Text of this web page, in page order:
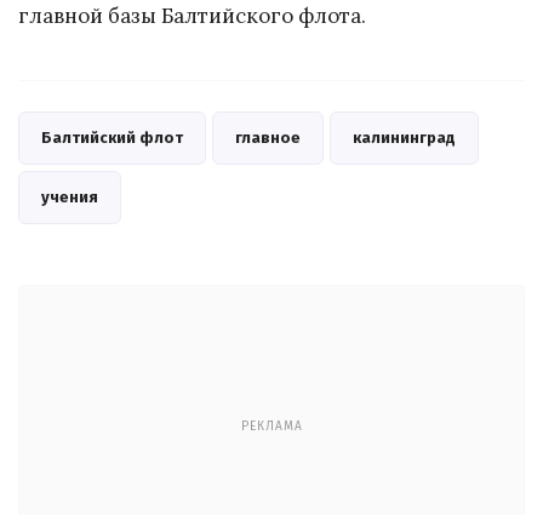
главной базы Балтийского флота.
Балтийский флот главное калининград
учения
РЕКЛАМА